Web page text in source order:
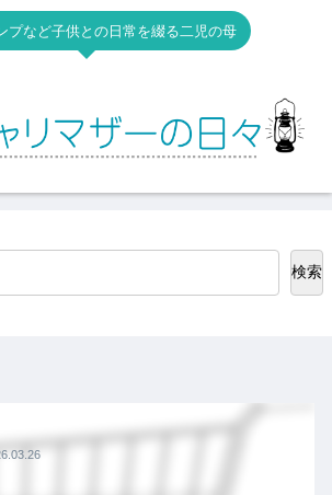
プなど子供との日常を綴る二児の母
検索